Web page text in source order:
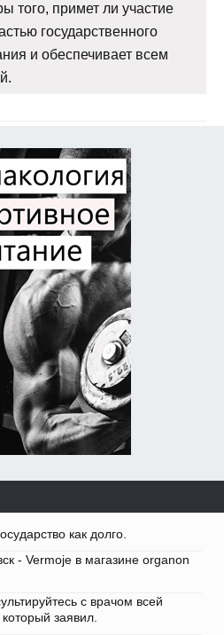
того, примет ли участие
государственного
и обеспечивает всем
как долго.
- Vermoje в магазине organon
с врачом всей
заявил.